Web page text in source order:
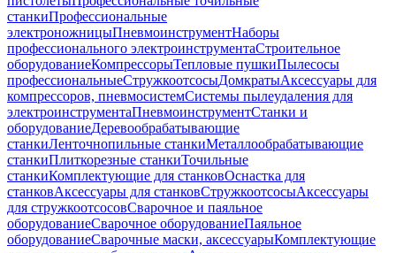
станкиПрофессиональные
электроножницыПневмоинструментНаборы
профессионального электроинструментаСтроительное
оборудованиеКомпрессорыТепловые пушкиПылесосы
профессиональныеСтружкоотсосыДомкратыАксессуары для
компрессоров, пневмосистемСистемы пылеудаления для
электроинструментаПневмоинструментСтанки и
оборудованиеДеревообрабатывающие
станкиЛенточнопильные станкиМеталлообрабатывающие
станкиПлиткорезные станкиТочильные
станкиКомплектующие для станковОснастка для
станковАксессуары для станковСтружкоотсосыАксессуары
для стружкоотсосовСварочное и паяльное
оборудованиеСварочное оборудованиеПаяльное
оборудованиеСварочные маски, аксессуарыКомплектующие